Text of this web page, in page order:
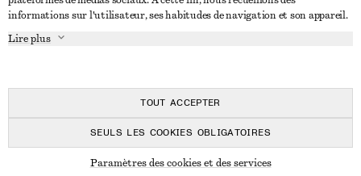
Trouver un magasin
Affilié(e)s
Pinterest
Réduction étudiant
Règlement extrajudiciaire des litiges
À PROPOS
En cours de réalisation
© 2026 & OTHER STORIES
informations sur l'utilisateur, ses habitudes de navigation et son appareil.
Lire plus
TOUT ACCEPTER
SEULS LES COOKIES OBLIGATOIRES
Paramètres des cookies et des services